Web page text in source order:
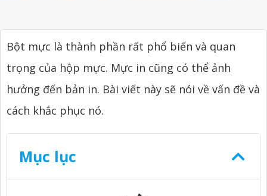
Bột mực là thành phần rất phổ biến và quan
trọng của hộp mực. Mực in cũng có thể ảnh
hưởng đến bản in. Bài viết này sẽ nói về vấn đề và
cách khắc phục nó.
Mục lục